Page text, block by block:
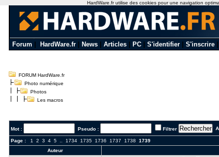
Forum HardWare.fr News Articles PC S'identifier S'inscrire
FORUM HardWare.fr
Photo numérique
Photos
Les macros
Mot : Pseudo : Filtrer
Page : 1 2 3 4 5.. 1734 1735 1736 1737 1738
1739
Auteur
HardWare.fr utilise des cookies pour une navigation